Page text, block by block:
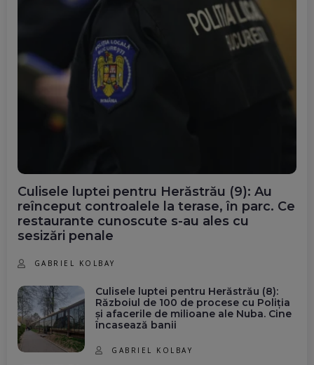
Campionatele Europene
58% dintre copiii cu părinții plecați
la muncă în străinătate vor ca
aceștia să se întoarcă în România,
20% dintre ei ar prefera să se
Când se oprește Centrala de la
Cernavodă dacă Dunărea va
continua să scadă
îmbătrânirea. Ce-au descoperit
oamenii de știință
Culisele luptei pentru Herăstrău (9): Au
reînceput controalele la terase, în parc. Ce
restaurante cunoscute s-au ales cu
sesizări penale
GABRIEL KOLBAY
Culisele luptei pentru Herăstrău (8):
Războiul de 100 de procese cu Poliția
și afacerile de milioane ale Nuba. Cine
încasează banii
GABRIEL KOLBAY